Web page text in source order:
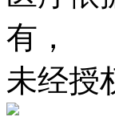
有，
未经授